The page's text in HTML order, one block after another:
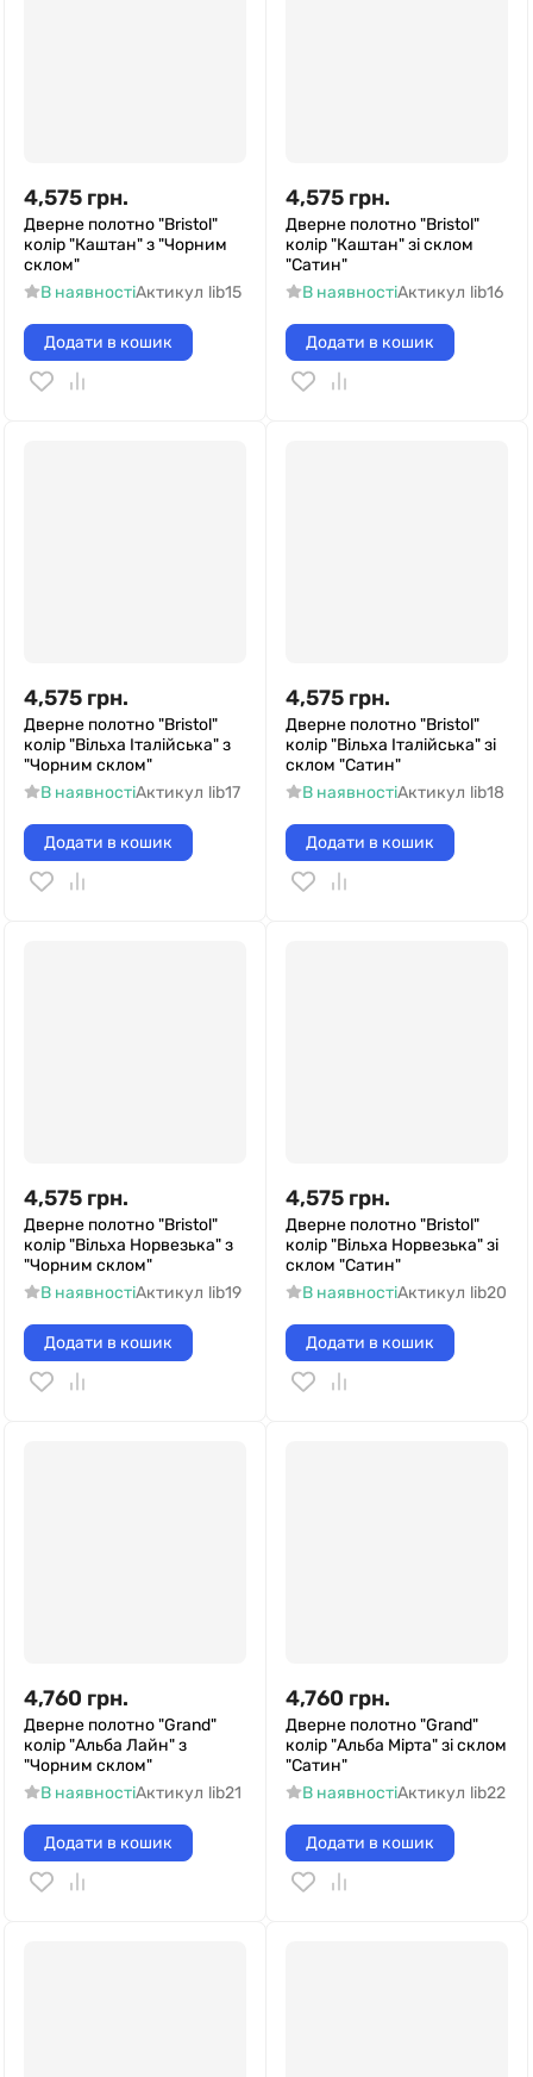
4,575 грн.
Дверне полотно "Bristol"
колір "Каштан" з "Чорним
склом"
В наявностіАктикул lib15
Додати в кошик
4,575 грн.
Дверне полотно "Bristol"
колір "Каштан" зі склом
"Сатин"
В наявностіАктикул lib16
Додати в кошик
4,575 грн.
Дверне полотно "Bristol"
колір "Вільха Італійська" з
"Чорним склом"
В наявностіАктикул lib17
Додати в кошик
4,575 грн.
Дверне полотно "Bristol"
колір "Вільха Італійська" зі
склом "Сатин"
В наявностіАктикул lib18
Додати в кошик
4,575 грн.
Дверне полотно "Bristol"
колір "Вільха Норвезька" з
"Чорним склом"
В наявностіАктикул lib19
Додати в кошик
4,575 грн.
Дверне полотно "Bristol"
колір "Вільха Норвезька" зі
склом "Сатин"
В наявностіАктикул lib20
Додати в кошик
4,760 грн.
Дверне полотно "Grand"
колір "Альба Лайн" з
"Чорним склом"
В наявностіАктикул lib21
Додати в кошик
4,760 грн.
Дверне полотно "Grand"
колір "Альба Мірта" зі склом
"Сатин"
В наявностіАктикул lib22
Додати в кошик